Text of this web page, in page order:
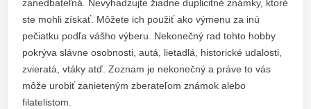
zanedbateľná. Nevyhadzujte žiadne duplicitné známky, ktoré
ste mohli získať. Môžete ich použiť ako výmenu za inú
pečiatku podľa vášho výberu. Nekonečný rad tohto hobby
pokrýva slávne osobnosti, autá, lietadlá, historické udalosti,
zvieratá, vtáky atď. Zoznam je nekonečný a práve to vás
môže urobiť zanieteným zberateľom známok alebo
filatelistom.